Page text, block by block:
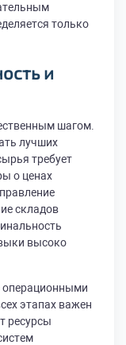
только
и
шагом.
лучших
требует
о ценах
складов
высоко
операционными
этапах важен
ресурсы